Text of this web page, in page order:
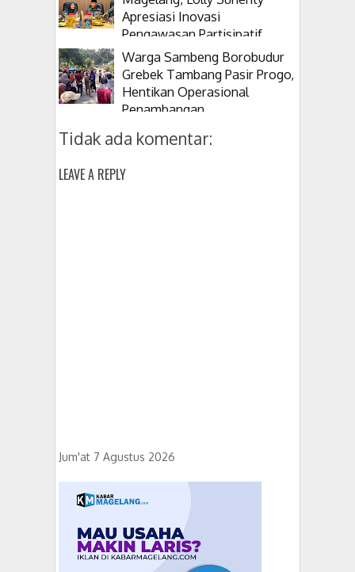
Apresiasi Inovasi
Pengawasan Partisipatif
Warga Sambeng Borobudur
Grebek Tambang Pasir Progo,
Hentikan Operasional
Penambangan
Tidak ada komentar:
LEAVE A REPLY
Jum'at 7 Agustus 2026